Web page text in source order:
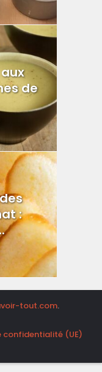
de
:
tout.com.
confidentialité (UE)